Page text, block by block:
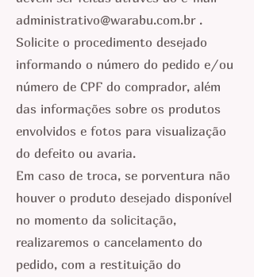
administrativo@warabu.com.br.
Solicite o procedimento desejado
informando o número do pedido e/ou
número de CPF do comprador, além
das informações sobre os produtos
envolvidos e fotos para visualização
do defeito ou avaria.
Em caso de troca, se porventura não
houver o produto desejado disponível
no momento da solicitação,
realizaremos o cancelamento do
pedido, com a restituição do